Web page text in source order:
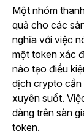
Một nhóm
quả cho các
nghĩa với việc
một token xác
nào tạo điều
dịch crypto cần
xuyên suốt.
dàng trên sàn
token.